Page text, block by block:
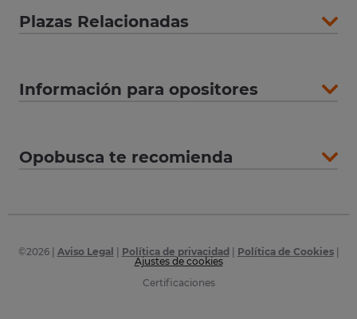
Plazas Relacionadas
Información para opositores
Opobusca te recomienda
©2026| Aviso Legal Política de privacidad Política de Cookies|
Ajustes de cookies
Certificaciones